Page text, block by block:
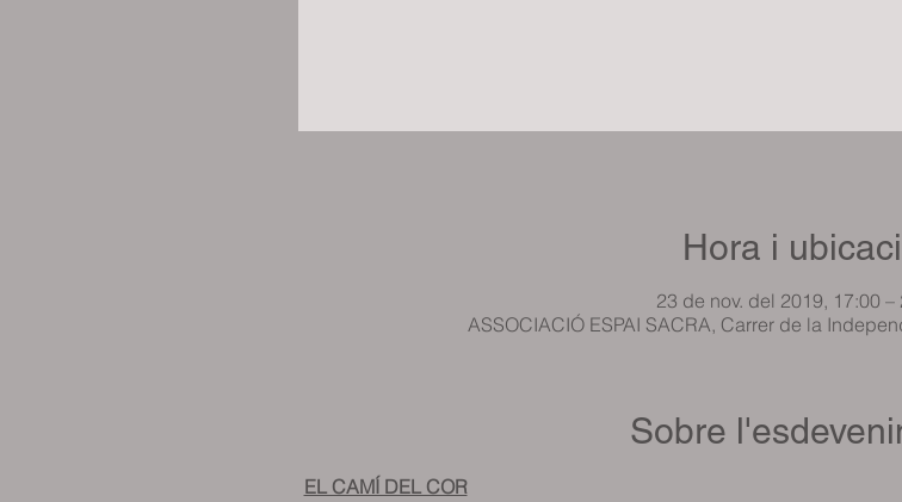
Hora i
23 de nov. del 2019, 17:00 –
ASSOCIACIÓ ESPAI SACRA, Carrer de la
Sobre
EL CAMÍ DEL COR